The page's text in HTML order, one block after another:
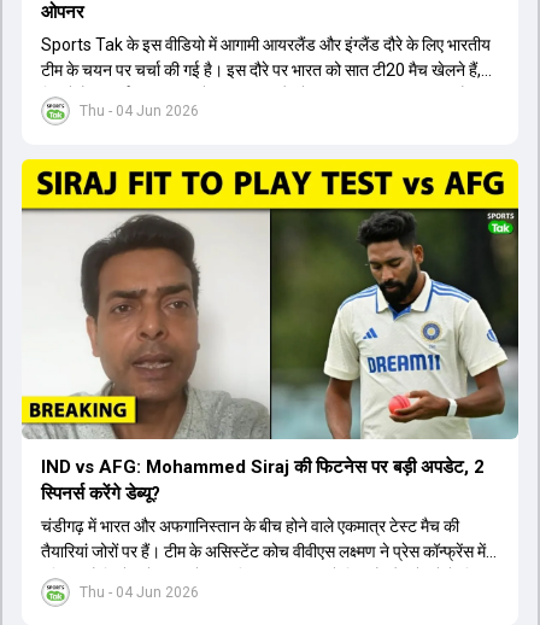
Thu - 04 Jun 2026
ओपनर
Sports Tak के इस वीडियो में आगामी आयरलैंड और इंग्लैंड दौरे के लिए भारतीय
टीम के चयन पर चर्चा की गई है। इस दौरे पर भारत को सात टी20 मैच खेलने हैं,
जिसमें वैभव सूर्यवंशी का टीम में चुना जाना और डेब्यू करना तय माना जा रहा है।
हालांकि, अभिषेक शर्मा और संजू सैमसन ही टीम के फर्स्ट चॉइस ओपनर बने रहेंगे,
नंबर तीन और श्रेयस अय्यर नंबर चार पर खेलेंगे। वहीं, रजत पाटीदार फिलहाल
टी20 टीम की योजना से बाहर हैं, लेकिन वह टेस्ट क्रिकेट में वापसी कर सकते हैं।
Thu - 04 Jun 2026
IND vs AFG: Mohammed Siraj की फिटनेस पर बड़ी अपडेट, 2
स्पिनर्स करेंगे डेब्यू?
चंडीगढ़ में भारत और अफगानिस्तान के बीच होने वाले एकमात्र टेस्ट मैच की
तैयारियां जोरों पर हैं। टीम के असिस्टेंट कोच वीवीएस लक्ष्मण ने प्रेस कॉन्फ्रेंस में
पुष्टि की है कि तेज गेंदबाज मोहम्मद सिराज पूरी तरह से फिट हैं और खेलने के लिए
उपलब्ध हैं। आईपीएल के दौरान लगी चोट के कारण उनके खेलने पर संदेह था,